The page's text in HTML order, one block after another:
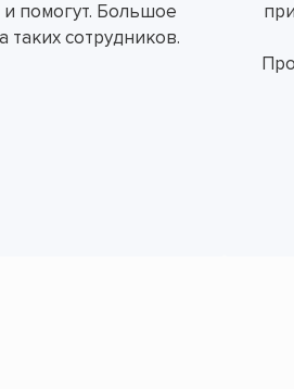
и помогут. Большое
таких сотрудников.